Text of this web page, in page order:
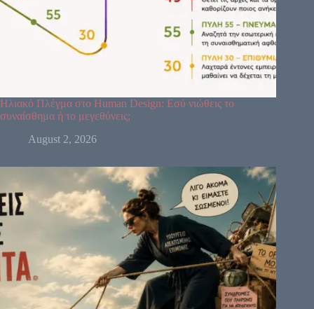
64 61 63
Ηλιακό Πλέγμα στο Human Design: Εσύ νιώθεις το
συναίσθημα ή το μεγεθύνεις;
August 2, 2026